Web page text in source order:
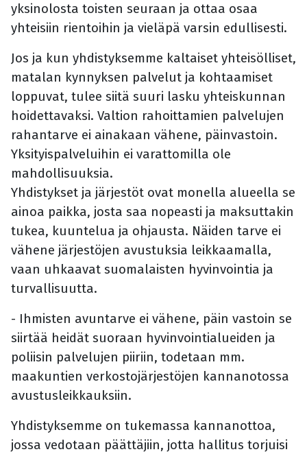
yksinolosta toisten seuraan ja ottaa osaa
yhteisiin rientoihin ja vieläpä varsin edullisesti.
Jos ja kun yhdistyksemme kaltaiset yhteisölliset,
matalan kynnyksen palvelut ja kohtaamiset
loppuvat, tulee siitä suuri lasku yhteiskunnan
hoidettavaksi. Valtion rahoittamien palvelujen
rahantarve ei ainakaan vähene, päinvastoin.
Yksityispalveluihin ei varattomilla ole
mahdollisuuksia.
Yhdistykset ja järjestöt ovat monella alueella se
ainoa paikka, josta saa nopeasti ja maksuttakin
tukea, kuuntelua ja ohjausta. Näiden tarve ei
vähene järjestöjen avustuksia leikkaamalla,
vaan uhkaavat suomalaisten hyvinvointia ja
turvallisuutta.
- Ihmisten avuntarve ei vähene, päin vastoin se
siirtää heidät suoraan hyvinvointialueiden ja
poliisin palvelujen piiriin, todetaan mm.
maakuntien verkostojärjestöjen kannanotossa
avustusleikkauksiin.
Yhdistyksemme on tukemassa kannanottoa,
jossa vedotaan päättäjiin, jotta hallitus torjuisi